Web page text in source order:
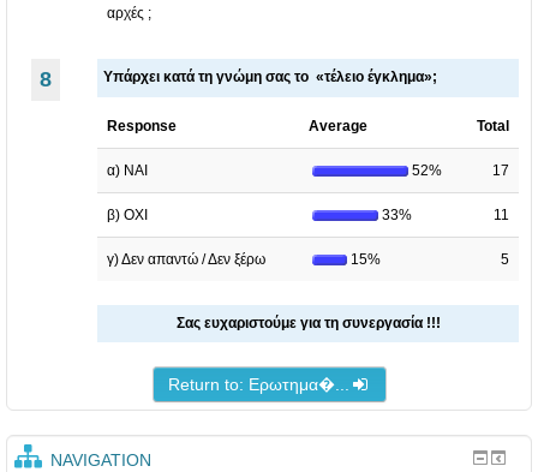
αρχές ;
8 Υπάρχει κατά τη γνώμη σας το «τέλειο έγκλημα»;
Response Average Total
α) ΝΑΙ 52% 17
β) ΟΧΙ 33% 11
γ) Δεν απαντώ / Δεν ξέρω 15% 5
Σας ευχαριστούμε για τη συνεργασία !!!
Return to: Ερωτημα�...
NAVIGATION